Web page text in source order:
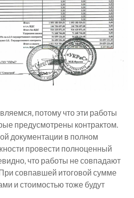
потому что эти работы
предусмотрены контрактом.
документации в полном
провести полноценный
что работы не совпадают
совпавшей итоговой сумме
и стоимостью тоже будут